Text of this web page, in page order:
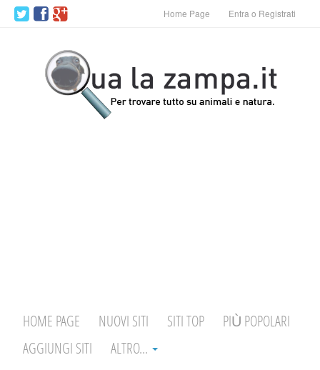
Home Page Entra o Registrati
HOME PAGE NUOVI SITI SITI TOP
PIÙ POPOLARI
AGGIUNGI SITI
ALTRO...